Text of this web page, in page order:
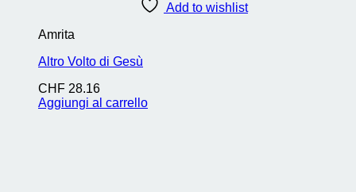
Add to wishlist
Amrita
Altro Volto di Gesù
CHF 28.16
Aggiungi al carrello